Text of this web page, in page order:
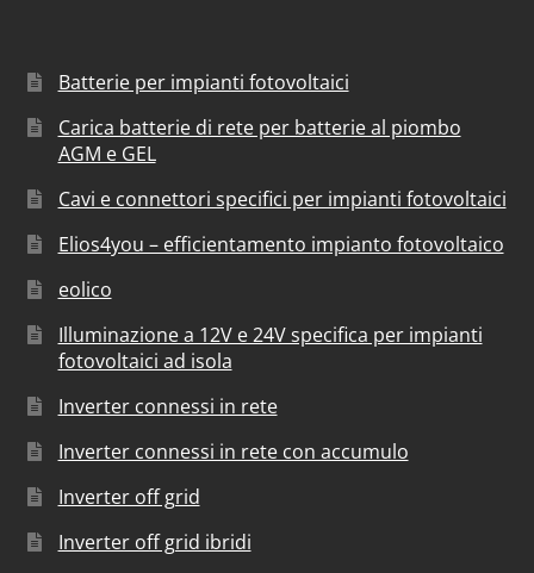
Batterie per impianti fotovoltaici
Carica batterie di rete per batterie al piombo
AGM e GEL
Cavi e connettori specifici per impianti fotovoltaici
Elios4you – efficientamento impianto fotovoltaico
eolico
Illuminazione a 12V e 24V specifica per impianti
fotovoltaici ad isola
Inverter connessi in rete
Inverter connessi in rete con accumulo
Inverter off grid
Inverter off grid ibridi